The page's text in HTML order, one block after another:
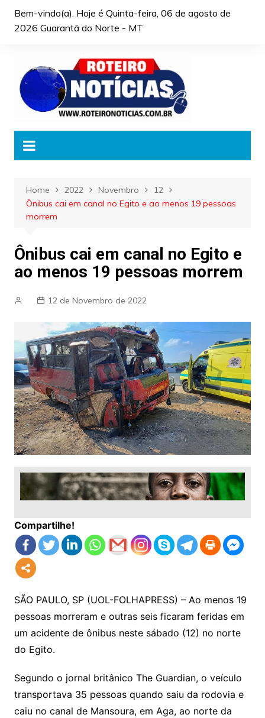
Bem-vindo(a). Hoje é Quinta-feira, 06 de agosto de
2026 Guarantã do Norte - MT
Home 2022 Novembro
12
Ônibus cai em canal no Egito e ao menos 19 pessoas
morrem
Ônibus cai em canal no Egito e
ao menos 19 pessoas morrem
12 de Novembro de 2022
Compartilhe!
SÃO PAULO, SP (UOL-FOLHAPRESS) – Ao menos 19
pessoas morreram e outras seis ficaram feridas em
um acidente de ônibus neste sábado (12) no norte
do Egito.
Segundo o jornal britânico The Guardian, o veículo
transportava 35 pessoas quando saiu da rodovia e
caiu no canal de Mansoura, em Aga, ao norte da